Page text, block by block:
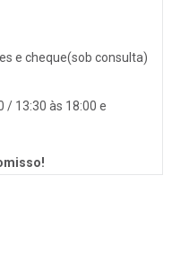
e cheque(sob consulta)
/ 13:30 às 18:00 e